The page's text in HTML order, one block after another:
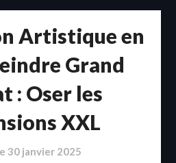
Artistique en
Grand
: Oser les
XXL
30 janvier 2025